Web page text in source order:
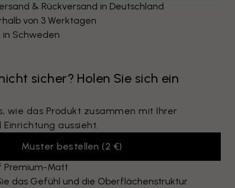
& Rückversand in Deutschland
von 3 Werktagen
Schweden
sicher? Holen Sie sich ein
wie das Produkt zusammen mit Ihrer
aussieht.
Muster bestellen (2 €)
Premium-Matt
das Gefühl und die Oberflächenstruktur